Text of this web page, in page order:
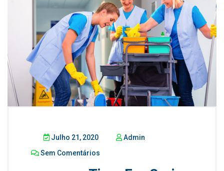
Julho 21, 2020
Admin
Sem Comentários